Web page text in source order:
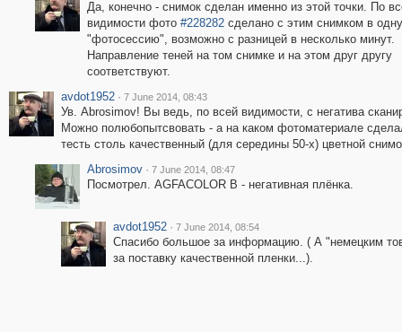
Да, конечно - снимок сделан именно из этой точки. По
видимости фото #228282сделано с этим снимком в одну
"фотосессию", возможно с разницей в несколько минут.
Направление теней на том снимке и на этом друг другу
соответствуют.
avdot1952 · 7 June 2014, 08:43
Ув. Abrosimov! Вы ведь, по всей видимости, с негатива
Можно полюбопытсвовать - а на каком фотоматериале
тесть столь качественный (для середины 50-х) цветной
Abrosimov · 7 June 2014, 08:47
Посмотрел. AGFACOLOR B - негативная плёнка.
avdot1952 · 7 June 2014, 08:54
Спасибо большое за информацию. ( А "немецким
за поставку качественной пленки...).